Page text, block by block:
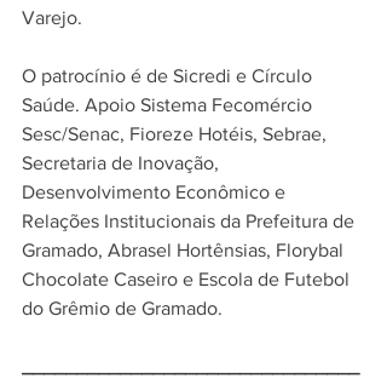
Varejo.
O patrocínio é de Sicredi e Círculo
Saúde. Apoio Sistema Fecomércio
Sesc/Senac, Fioreze Hotéis, Sebrae,
Secretaria de Inovação,
Desenvolvimento Econômico e
Relações Institucionais da Prefeitura de
Gramado, Abrasel Hortênsias, Florybal
Chocolate Caseiro e Escola de Futebol
do Grêmio de Gramado.